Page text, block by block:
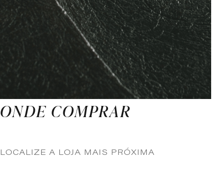
ONDE COMPRAR
LOCALIZE A LOJA MAIS PRÓXIMA